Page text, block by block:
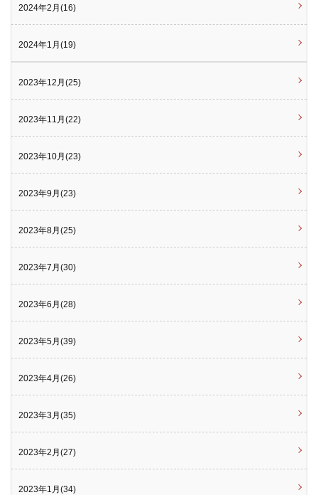
2024年2月(16)
2024年1月(19)
2023年12月(25)
2023年11月(22)
2023年10月(23)
2023年9月(23)
2023年8月(25)
2023年7月(30)
2023年6月(28)
2023年5月(39)
2023年4月(26)
2023年3月(35)
2023年2月(27)
2023年1月(34)